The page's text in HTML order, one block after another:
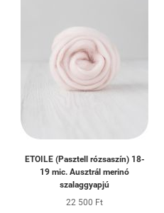
ETOILE (Pasztell rózsaszín) 18-
19 mic. Ausztrál merinó
szalaggyapjú
22 500 Ft